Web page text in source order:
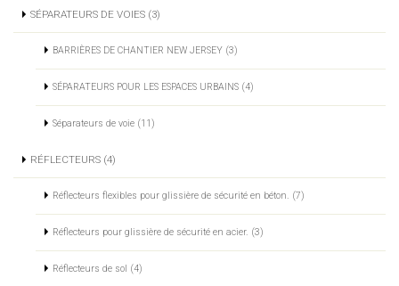
SÉPARATEURS DE VOIES (3)
BARRIÈRES DE CHANTIER NEW JERSEY (3)
SÉPARATEURS POUR LES ESPACES URBAINS (4)
Séparateurs de voie (11)
RÉFLECTEURS (4)
Réflecteurs flexibles pour glissière de sécurité en béton. (7)
Réflecteurs pour glissière de sécurité en acier. (3)
Réflecteurs de sol (4)